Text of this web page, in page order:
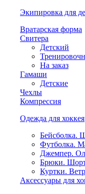
Экипировка для
Вратарская форма
Свитера
Детский
На заказ
Гамаши
Детские
Чехлы
Компрессия
Одежда для хоккея
Бейсболка.
Футболка.
Джемпер.
Брюки.
Куртки.
Аксессуары для